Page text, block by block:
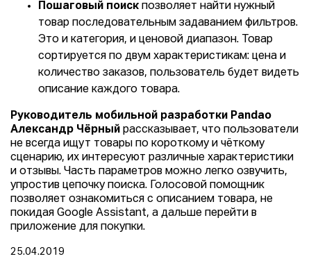
Пошаговый поиск позволяет найти нужный
товар последовательным задаванием фильтров.
Это и категория, и ценовой диапазон. Товар
сортируется по двум характеристикам: цена и
количество заказов, пользователь будет видеть
описание каждого товара.
Руководитель мобильной разработки Pandao
Александр Чёрный рассказывает, что пользователи
не всегда ищут товары по короткому и чёткому
сценарию, их интересуют различные характеристики
и отзывы. Часть параметров можно легко озвучить,
упростив цепочку поиска. Голосовой помощник
позволяет ознакомиться с описанием товара, не
покидая Google Assistant, а дальше перейти в
приложение для покупки.
25.04.2019